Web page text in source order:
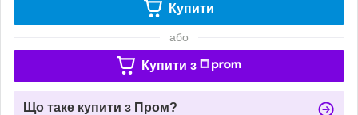
Купити
або
Купити з
Що таке купити з Пром?